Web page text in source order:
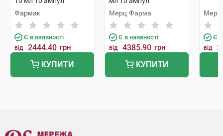
Фармак
Є в наявності
від 2444.40 грн
КУПИТИ
Мерц Фарма
Є в наявності
від 4385.90 грн
КУПИТИ
Є в
від